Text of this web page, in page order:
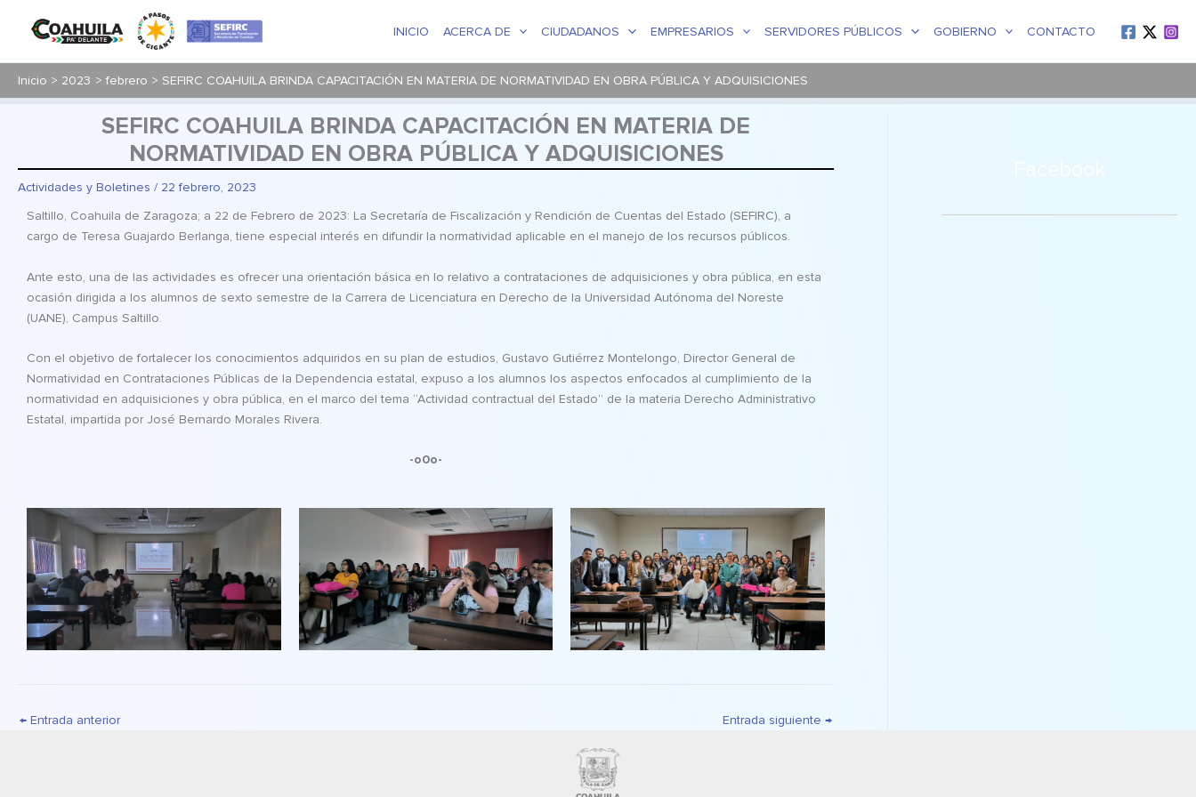
INICIO ACERCA DE CIUDADANOS EMPRESARIOS SERVIDORES PÚBLICOS GOBIERNO CONTACTO
Inicio 2023 febrero SEFIRC COAHUILA BRINDA CAPACITACIÓN EN MATERIA DE NORMATIVIDAD EN OBRA PÚBLICA Y ADQUISICIONES
SEFIRC COAHUILA BRINDA CAPACITACIÓN EN MATERIA DE
NORMATIVIDAD EN OBRA PÚBLICA Y ADQUISICIONES
Actividades y Boletines / 22 febrero, 2023
Saltillo, Coahuila de Zaragoza; a 22 de Febrero de 2023: La Secretaría de Fiscalización y Rendición de Cuentas del Estado (SEFIRC), a
cargo de Teresa Guajardo Berlanga, tiene especial interés en difundir la normatividad aplicable en el manejo de los recursos públicos.
Ante esto, una de las actividades es ofrecer una orientación básica en lo relativo a contrataciones de adquisiciones y obra pública, en esta
ocasión dirigida a los alumnos de sexto semestre de la Carrera de Licenciatura en Derecho de la Universidad Autónoma del Noreste
(UANE), Campus Saltillo.
Con el objetivo de fortalecer los conocimientos adquiridos en su plan de estudios, Gustavo Gutiérrez Montelongo, Director General de
Normatividad en Contrataciones Públicas de la Dependencia estatal, expuso a los alumnos los aspectos enfocados al cumplimiento de la
normatividad en adquisiciones y obra pública, en el marco del tema “Actividad contractual del Estado” de la materia Derecho Administrativo
Estatal, impartida por José Bernardo Morales Rivera.
-o0o-
← Entrada anterior Entrada siguiente →